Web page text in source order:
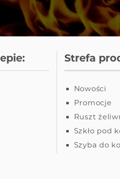
Strefa
Nowości
Promocje
Ruszt
Szkło pod
Szyba do